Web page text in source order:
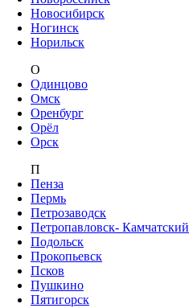
Новосибирск
Ногинск
Норильск
О
Одинцово
Омск
Оренбург
Орёл
Орск
П
Пенза
Пермь
Петрозаводск
Петропавловск- Камчатский
Подольск
Прокопьевск
Псков
Пушкино
Пятигорск